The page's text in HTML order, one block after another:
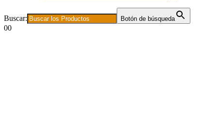
Buscar: Botón de búsqueda
00